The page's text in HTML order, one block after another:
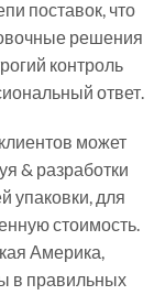
поставок, что
решения
контроль
ответ.
может
& разработки
упаковки, для
стоимость.
Америка,
в правильных